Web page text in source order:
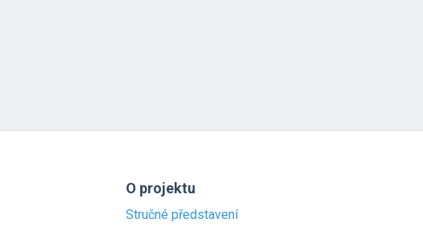
O projektu
Stručné představení